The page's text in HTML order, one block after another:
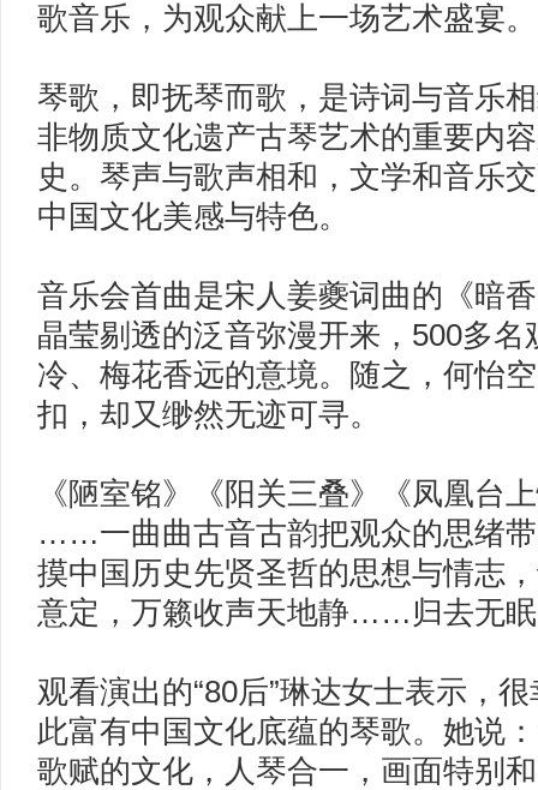
歌音乐，为观众献上一场艺术盛宴。
琴歌，即抚琴而歌，是诗词与音乐
非物质文化遗产古琴艺术的重要内
史。琴声与歌声相和，文学和音乐
中国文化美感与特色。
音乐会首曲是宋人姜夔词曲的《暗
晶莹剔透的泛音弥漫开来，500多
冷、梅花香远的意境。随之，何怡
扣，却又缈然无迹可寻。
《陋室铭》《阳关三叠》《凤凰台
……一曲曲古音古韵把观众的思绪
摸中国历史先贤圣哲的思想与情志
意定，万籁收声天地静……归去无眠
观看演出的“80后”琳达女士表示，
此富有中国文化底蕴的琴歌。她说
歌赋的文化，人琴合一，画面特别